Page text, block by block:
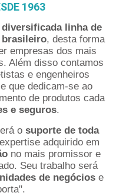
1963
linha de
brasileiro, desta forma
empresas dos mais
Além disso contamos
e engenheiros
que dedicam-se ao
de produtos cada
e seguros.
o suporte de toda
adquirido em
no mais promissor e
Seu trabalho será
de negóciose